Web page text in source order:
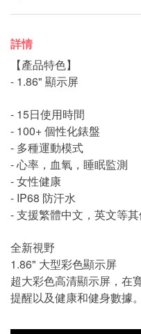
詳情
【產品特色】
- 1.86" 顯示屏
- 15日使用時間
- 100+ 個性化錶盤
- 多種運動模式
- 心率，血氧，睡眠監測
- 女性健康
- IP68 防汗水
- 支援繁體中文，英文等
全新視野
1.86" 大型彩色顯示屏
超大彩色高清顯示屏，在
提醒以及健康和健身數據。